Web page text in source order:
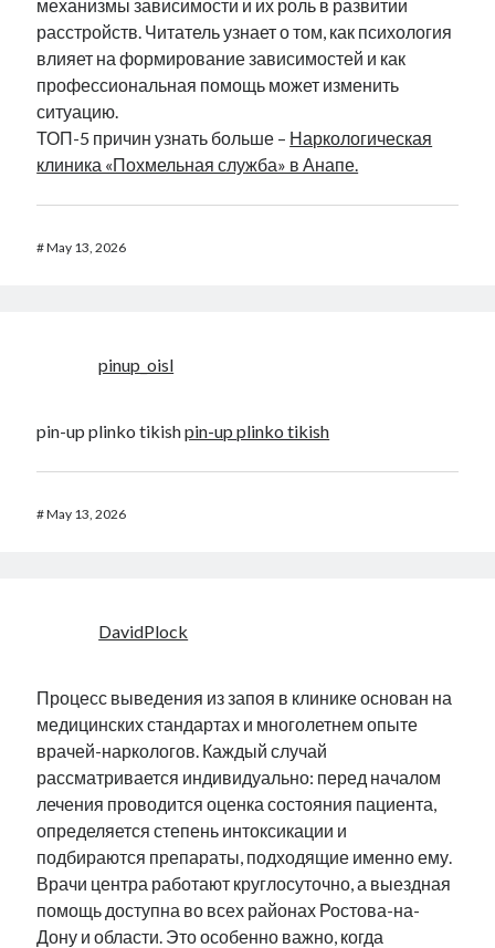
механизмы зависимости и их роль в развитии
расстройств. Читатель узнает о том, как психология
влияет на формирование зависимостей и как
профессиональная помощь может изменить
ситуацию.
ТОП-5 причин узнать больше – Наркологическая
клиника «Похмельная служба» в Анапе.
#May 13, 2026
pinup_oisl
pin-up plinko tikishpin-up plinko tikish
#May 13, 2026
DavidPlock
Процесс выведения из запоя в клинике основан на
медицинских стандартах и многолетнем опыте
врачей-наркологов. Каждый случай
рассматривается индивидуально: перед началом
лечения проводится оценка состояния пациента,
определяется степень интоксикации и
подбираются препараты, подходящие именно ему.
Врачи центра работают круглосуточно, а выездная
помощь доступна во всех районах Ростова-на-
Дону и области. Это особенно важно, когда